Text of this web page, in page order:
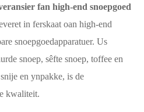
fan high-end snoepgoed
in ferskaat oan high-end
snoepgoedapparatuer. Us
snoep, sêfte snoep, toffee en
en ynpakke, is de
kwaliteit.